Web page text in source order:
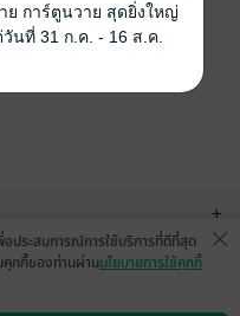
+
ประสบการณ์การใช้บริการที่ดีที่สุด
คุกกี้ของท่านผ่านนโยบายการใช้คุกกี้
ย การ์ตูนวาย สุดยิ่งใหญ่
นที่ 31 ก.ค. - 16 ส.ค.